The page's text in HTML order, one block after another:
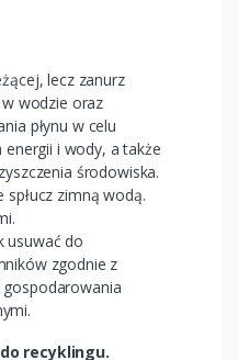
lecz zanurz
wodzie oraz
płynu w celu
energii i wody, a także
środowiska.
spłucz zimną wodą.
usuwać do
zgodnie z
recyklingu.​